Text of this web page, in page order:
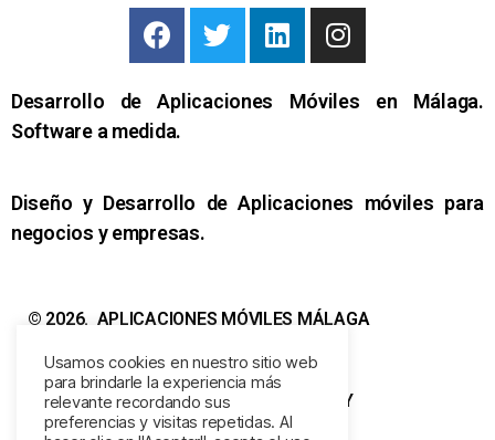
Desarrollo de Aplicaciones Móviles en Málaga.
Software a medida.
Diseño y Desarrollo de Aplicaciones móviles para
negocios y empresas.
© 2026. APLICACIONES MÓVILES MÁLAGA
Web by EMPRENDE.TODAY
Usamos cookies en nuestro sitio web
para brindarle la experiencia más
relevante recordando sus
preferencias y visitas repetidas. Al